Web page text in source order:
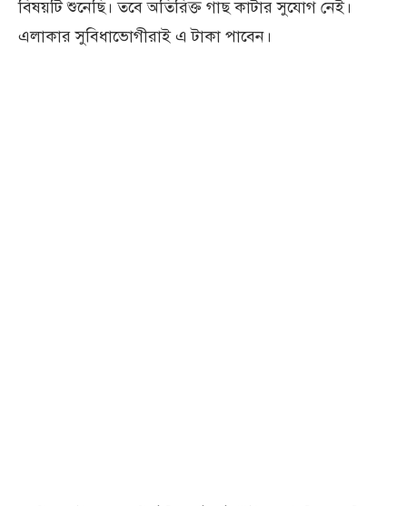
বিষয়টি শুনেছি। তবে অতিরিক্ত গাছ কাটার সুযোগ নেই।
এলাকার সুবিধাভোগীরাই এ টাকা পাবেন।